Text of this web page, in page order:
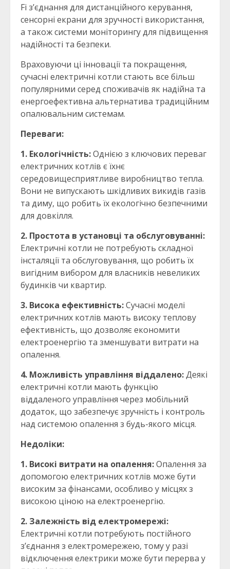
Fi з’єднання для дистанційного керування,
сенсорні екрани для зручності використання,
а також системи моніторингу для підвищення
надійності та безпеки.
Враховуючи ці інновації та покращення,
сучасні електричні котли стають все більш
популярними серед споживачів як надійна та
енергоефективна альтернатива традиційним
опалювальним системам.
Переваги:
1. Екологічність:Однією з ключових переваг
електричних котлів є їхнє
середовищесприятливе виробництво тепла.
Вони не випускають шкідливих викидів газів
та диму, що робить їх екологічно безпечними
для довкілля.
2. Простота в установці та обслуговуванні:
Електричні котли не потребують складної
інсталяції та обслуговування, що робить їх
вигідним вибором для власників невеликих
будинків чи квартир.
3. Висока ефективність:Сучасні моделі
електричних котлів мають високу теплову
ефективність, що дозволяє економити
електроенергію та зменшувати витрати на
опалення.
4. Можливість управління віддалено:Деякі
електричні котли мають функцію
віддаленого управління через мобільний
додаток, що забезпечує зручність і контроль
над системою опалення з будь-якого місця.
Недоліки:
1. Високі витрати на опалення:Опалення за
допомогою електричних котлів може бути
високим за фінансами, особливо у місцях з
високою ціною на електроенергію.
2. Залежність від електромережі:
Електричні котли потребують постійного
з’єднання з електромережею, тому у разі
відключення електрики може бути перерва у